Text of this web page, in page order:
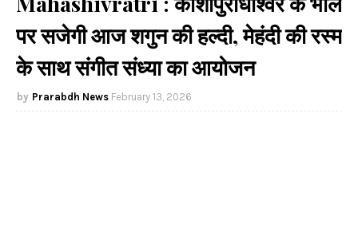
पर सजेगी आज शगुन की हल्दी, मेहंदी की रस्म
के साथ संगीत संध्या का आयोजन
Prarabdh News February 13, 2026